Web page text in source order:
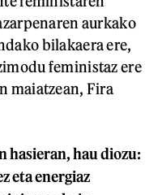
aurkako
bilakaera ere,
feministaz ere
maiatzean, Fira
hasieran, hau diozu:
eta energiaz